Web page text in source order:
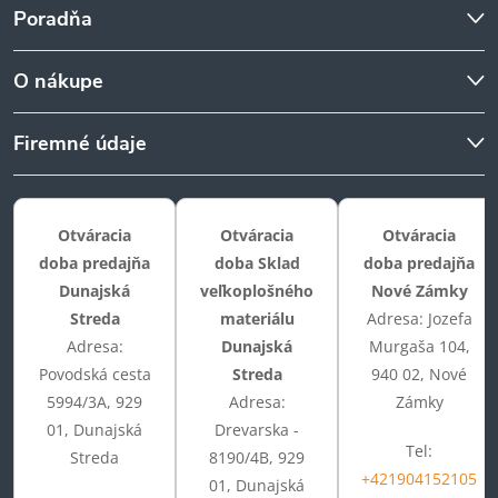
Poradňa
O nákupe
Firemné údaje
Otváracia
doba predajňa
Dunajská
Streda
Adresa:
Povodská cesta
5994/3A, 929
01, Dunajská
Streda
Otváracia
doba Sklad
veľkoplošného
materiálu
Dunajská
Streda
Adresa:
Drevarska -
8190/4B, 929
01, Dunajská
Otváracia
doba predajňa
Nové Zámky
Adresa: Jozefa
Murgaša 104,
940 02, Nové
Zámky
Tel:
+421904152105